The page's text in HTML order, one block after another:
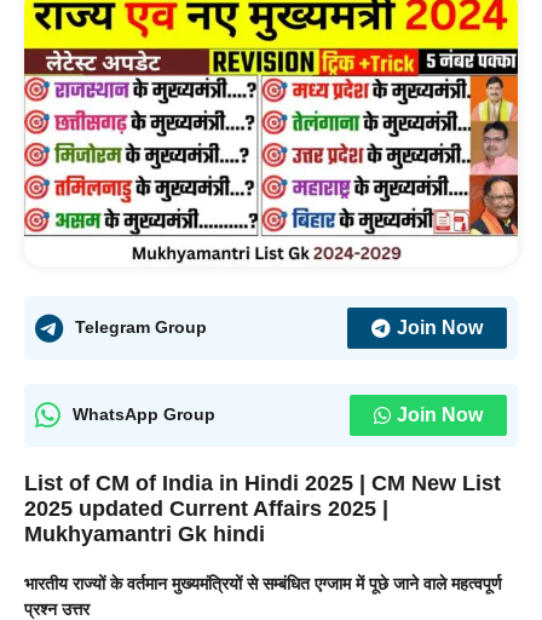
Telegram Group Join Now
WhatsApp Group Join Now
List of CM of India in Hindi 2025 | CM New List
2025 updated Current Affairs 2025 |
Mukhyamantri Gk hindi
भारतीय राज्यों के वर्तमान मुख्यमंत्रियों से सम्बंधित एग्जाम में पूछे जाने वाले महत्वपूर्ण
प्रश्न उत्तर